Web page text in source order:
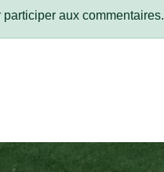
participer aux commentaires.